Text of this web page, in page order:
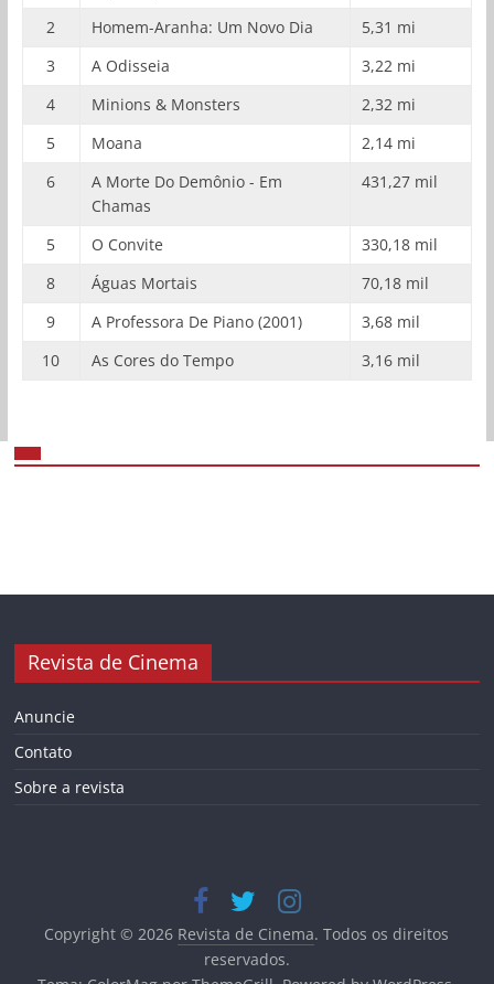
2
Homem-Aranha: Um Novo Dia
5,31 mi
3
A Odisseia
3,22 mi
4
Minions & Monsters
2,32 mi
5
Moana
2,14 mi
6
A Morte Do Demônio - Em
Chamas
431,27 mil
5 O Convite
330,18 mil
8
Águas Mortais
70,18 mil
9
A Professora De Piano (2001)
3,68 mil
10
As Cores do Tempo 3,16 mil
Revista de Cinema
Anuncie
Contato
Sobre a revista
Copyright © 2026 Revista de Cinema. Todos os direitos
reservados.